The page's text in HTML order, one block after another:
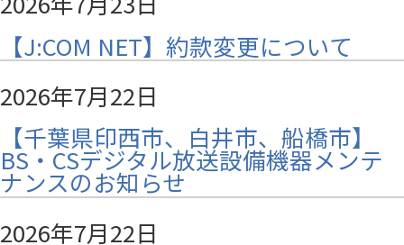
【J:COM NET】約款変更について
2026年7月22日
【千葉県印西市、白井市、船橋市】
BS・CSデジタル放送設備機器メンテ
ナンスのお知らせ
2026年7月22日